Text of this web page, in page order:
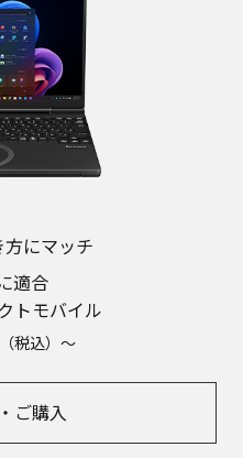
にマッチ
適合
トモバイル
税込）～
ご購入